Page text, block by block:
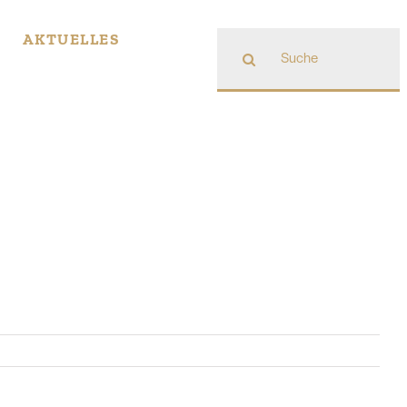
AKTUELLES
nach: